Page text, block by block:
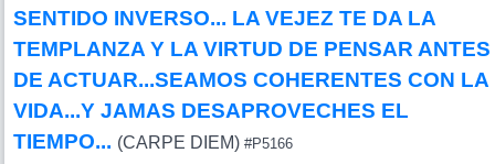
SENTIDO INVERSO... LA VEJEZ TE DA LA
TEMPLANZA Y LA VIRTUD DE PENSAR ANTES
DE ACTUAR...SEAMOS COHERENTES CON LA
VIDA...Y JAMAS DESAPROVECHES EL
TIEMPO... (CARPE DIEM) #P5166